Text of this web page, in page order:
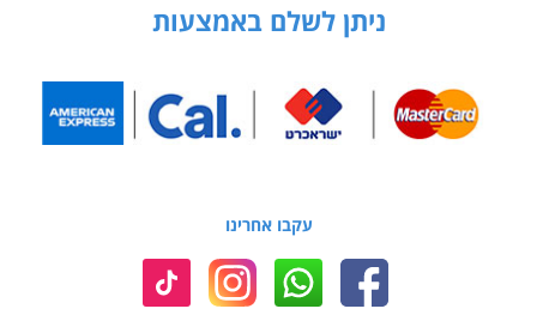
ניתן לשלם באמצעות
עקבו אחרינו